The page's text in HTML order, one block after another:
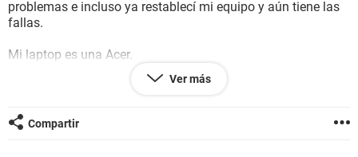
problemas e incluso ya restablecí mi equipo y aún tiene las
fallas.
Mi laptop es una Acer.
Ver más
Compartir